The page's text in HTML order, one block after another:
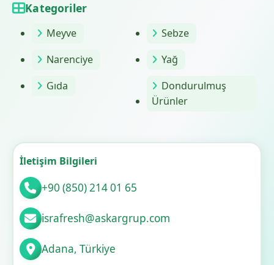
Kategoriler
Meyve
Sebze
Narenciye
Yağ
Gıda
Dondurulmuş
Ürünler
İletişim Bilgileri
+90 (850) 214 01 65
israfresh@askargrup.com
Adana, Türkiye